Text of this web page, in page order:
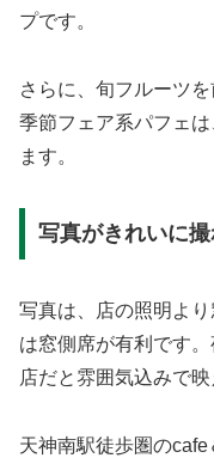
プです。
さらに、旬フルーツ
季節フェア系パフェ
ます。
写真がきれいに
写真は、店の照明よ
は窓側席が有利です
店だと雰囲気込みで映
天神南駅徒歩圏の